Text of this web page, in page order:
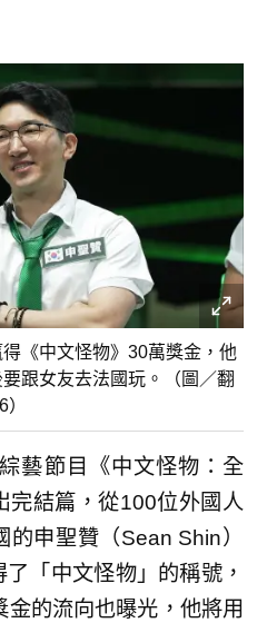
《中文怪物》30萬獎金，他
跟女友去法國玩。（圖／翻
藝節目《中文怪物：全
完結篇，從100位外國人
申聖贊（Sean Shin）
「中文怪物」的稱號，
的流向也曝光，他將用